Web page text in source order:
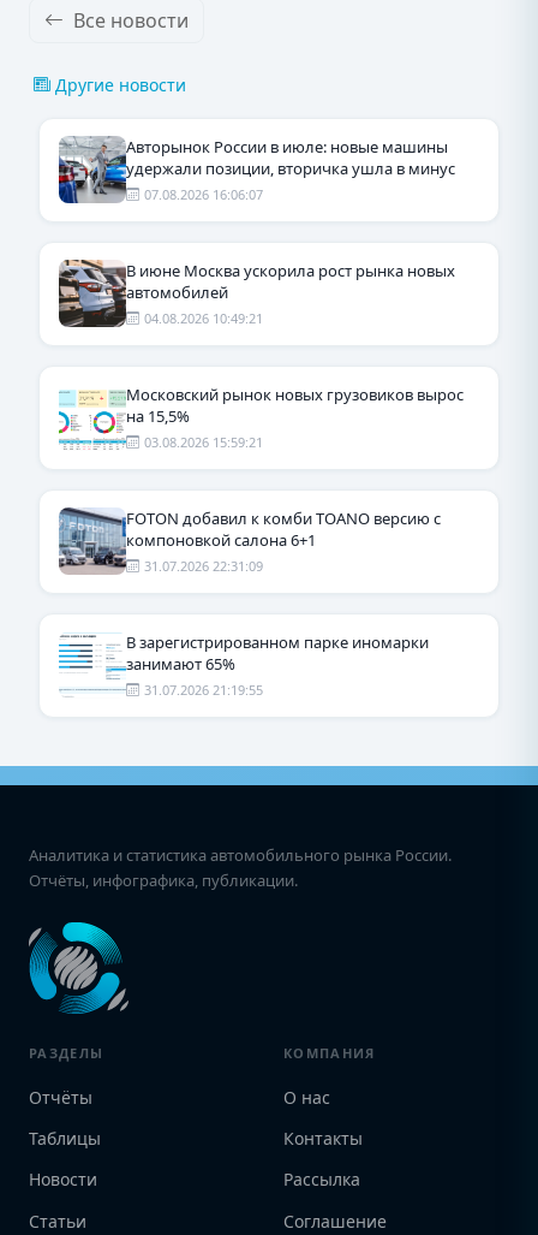
Все новости
Другие новости
Авторынок России в июле: новые машины
удержали позиции, вторичка ушла в минус
07.08.2026 16:06:07
В июне Москва ускорила рост рынка новых
автомобилей
04.08.2026 10:49:21
Московский рынок новых грузовиков вырос
на 15,5%
03.08.2026 15:59:21
FOTON добавил к комби TOANO версию с
компоновкой салона 6+1
31.07.2026 22:31:09
В зарегистрированном парке иномарки
занимают 65%
31.07.2026 21:19:55
Аналитика и статистика автомобильного рынка России.
Отчёты, инфографика, публикации.
РАЗДЕЛЫ
Отчёты
Таблицы
Новости
Статьи
КОМПАНИЯ
О нас
Контакты
Рассылка
Соглашение